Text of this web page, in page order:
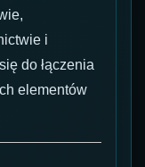
i
do łączenia
elementów